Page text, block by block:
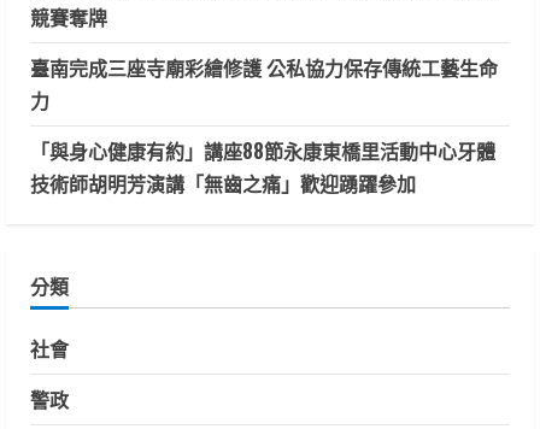
競賽奪牌
臺南完成三座寺廟彩繪修護 公私協力保存傳統工藝生命
力
「與身心健康有約」講座88節永康東橋里活動中心牙體
技術師胡明芳演講「無齒之痛」歡迎踴躍參加
分類
社會
警政